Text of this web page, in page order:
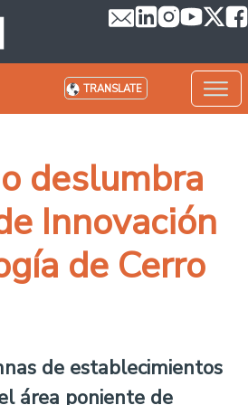
TRANSLATE
deslumbra
Innovación
de Cerro
de establecimientos
área poniente de